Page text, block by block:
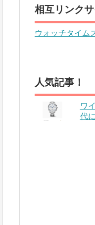
相互リンクサ
ウォッチタイム
人気記事！
ワ
代